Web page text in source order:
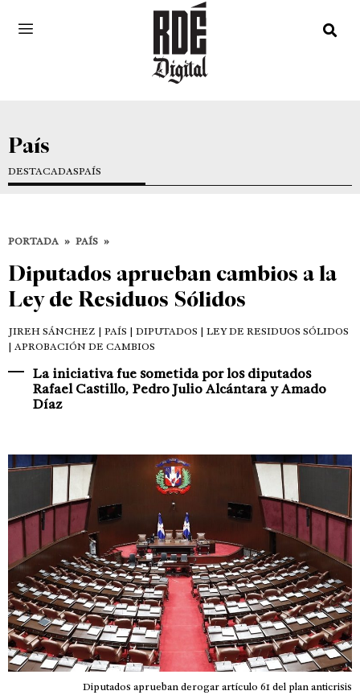
País
DESTACADASPAÍS
PORTADA » PAÍS »
Diputados aprueban cambios a la
Ley de Residuos Sólidos
JIREH SÁNCHEZ | PAÍS | DIPUTADOS | LEY DE RESIDUOS SÓLIDOS
| APROBACIÓN DE CAMBIOS
La iniciativa fue sometida por los diputados
Rafael Castillo, Pedro Julio Alcántara y Amado
Díaz
Diputados aprueban derogar artículo 61 del plan anticrisis